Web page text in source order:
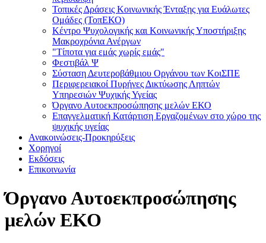
Τοπικές Δράσεις Κοινωνικής Ένταξης για Ευάλωτες
Ομάδες (ΤοπΕΚΟ)
Κέντρο Ψυχολογικής και Κοινωνικής Υποστήριξης
Μακροχρόνια Ανέργων
"Τίποτα για εμάς χωρίς εμάς"
Φεστιβάλ Ψ
Σύσταση Δευτεροβάθμιου Οργάνου των ΚοιΣΠΕ
Περιφερειακοί Πυρήνες Δικτύωσης Ληπτών
Υπηρεσιών Ψυχικής Υγείας
Όργανο Αυτοεκπροσώπησης μελών ΕΚΟ
Επαγγελματική Κατάρτιση Εργαζομένων στο χώρο της
ψυχικής υγείας
Ανακοινώσεις-Προκηρύξεις
Χορηγοί
Εκδόσεις
Επικοινωνία
Όργανο Αυτοεκπροσώπησης
μελών ΕΚΟ